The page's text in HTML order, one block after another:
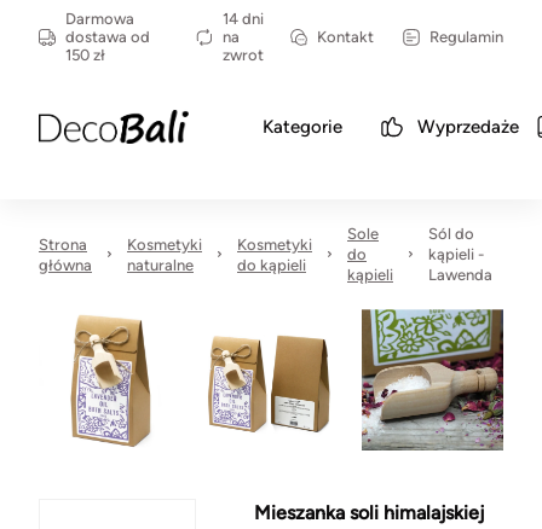
Darmowa
dostawa od
150 zł
14 dni
na
zwrot
Kontakt Regulamin
Kategorie Wyprzedaże
Strona
główna
Kosmetyki
naturalne
Kosmetyki
do kąpieli
Sole
do
kąpieli
Sól do
kąpieli -
Lawenda
Mieszanka soli himalajskiej